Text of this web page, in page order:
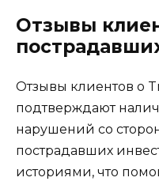
Отзывы
Отзывы клиентов о
подтверждают
нарушений со
пострадавших
историями, что